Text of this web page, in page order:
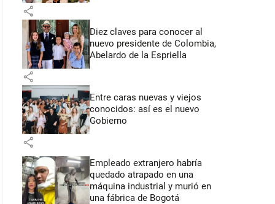
share
Diez claves para conocer al
nuevo presidente de Colombia,
Abelardo de la Espriella
share
Entre caras nuevas y viejos
conocidos: así es el nuevo
Gobierno
share
Empleado extranjero habría
quedado atrapado en una
máquina industrial y murió en
una fábrica de Bogotá